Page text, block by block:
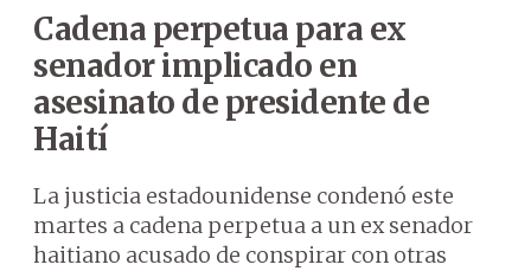
Cadena perpetua para ex
senador implicado en
asesinato de presidente de
Haití
La justicia estadounidense condenó este
martes a cadena perpetua a un ex senador
haitiano acusado de conspirar con otras